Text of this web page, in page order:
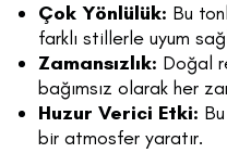
Çok Yönlülük: Bu
farklı stillerle uyum
Zamansızlık: Doğal
bağımsız olarak her
Huzur Verici Etki:
bir atmosfer yaratır.